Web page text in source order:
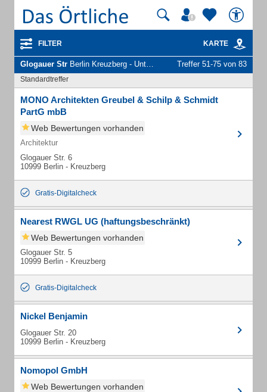
FILTER KARTE
Glogauer Str Berlin Kreuzberg - Unternehmen und Personen Treffer 51-75 von 83
Standardtreffer
MONO Architekten Greubel & Schilp & Schmidt
PartG mbB
Web Bewertungen vorhanden
Architektur
Glogauer Str. 6
10999 Berlin - Kreuzberg
Gratis-Digitalcheck
Nearest RWGL UG (haftungsbeschränkt)
Web Bewertungen vorhanden
Glogauer Str. 5
10999 Berlin - Kreuzberg
Gratis-Digitalcheck
Nickel Benjamin
Glogauer Str. 20
10999 Berlin - Kreuzberg
Nomopol GmbH
Web Bewertungen vorhanden